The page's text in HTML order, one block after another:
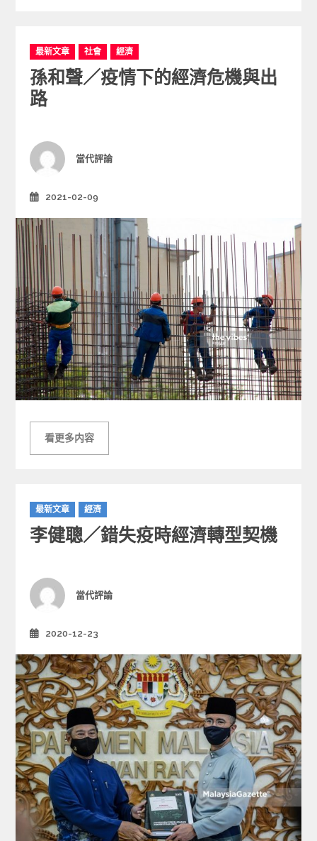
C
a
t
e
g
i
e
最新文章 社會 經濟
孫和聲／疫情下的經濟危機與出
路
Author
當代評論
2021-02-09
看更多内容
C
a
t
o
r
s
最新文章 經濟
李健聰／錯失疫時經濟轉型契機
Author
當代評論
2020-12-23